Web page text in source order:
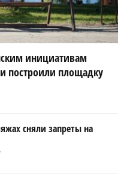
инициативам
построили площадку
сняли запреты на